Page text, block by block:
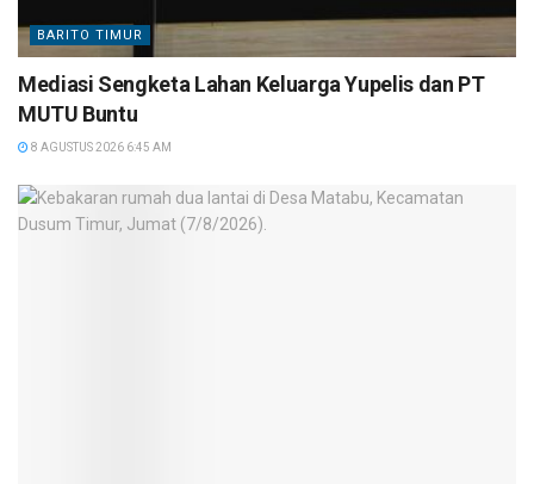
BARITO TIMUR
Mediasi Sengketa Lahan Keluarga Yupelis dan PT
MUTU Buntu
8 AGUSTUS 2026 6:45 AM